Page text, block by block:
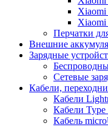
Xiaomi
Xiaomi
Перчатки
Внешние
Зарядные
Сетевые
Кабели,
Кабели
Кабели Type
Кабель